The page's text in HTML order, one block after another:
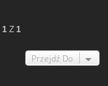
1 Z 1
Przejdź Do